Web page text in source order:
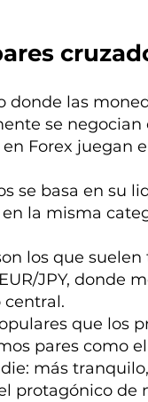
donde las
se negocian
Forex juegan
se basa en su
la misma
los que
JPY, donde
central.
que los
pares como el
más
protagónico de